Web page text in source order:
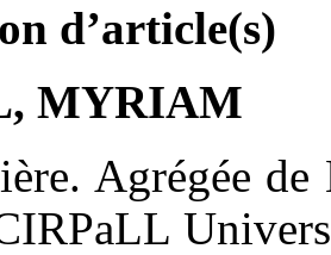
d’article(s)
MYRIAM
Agrégée